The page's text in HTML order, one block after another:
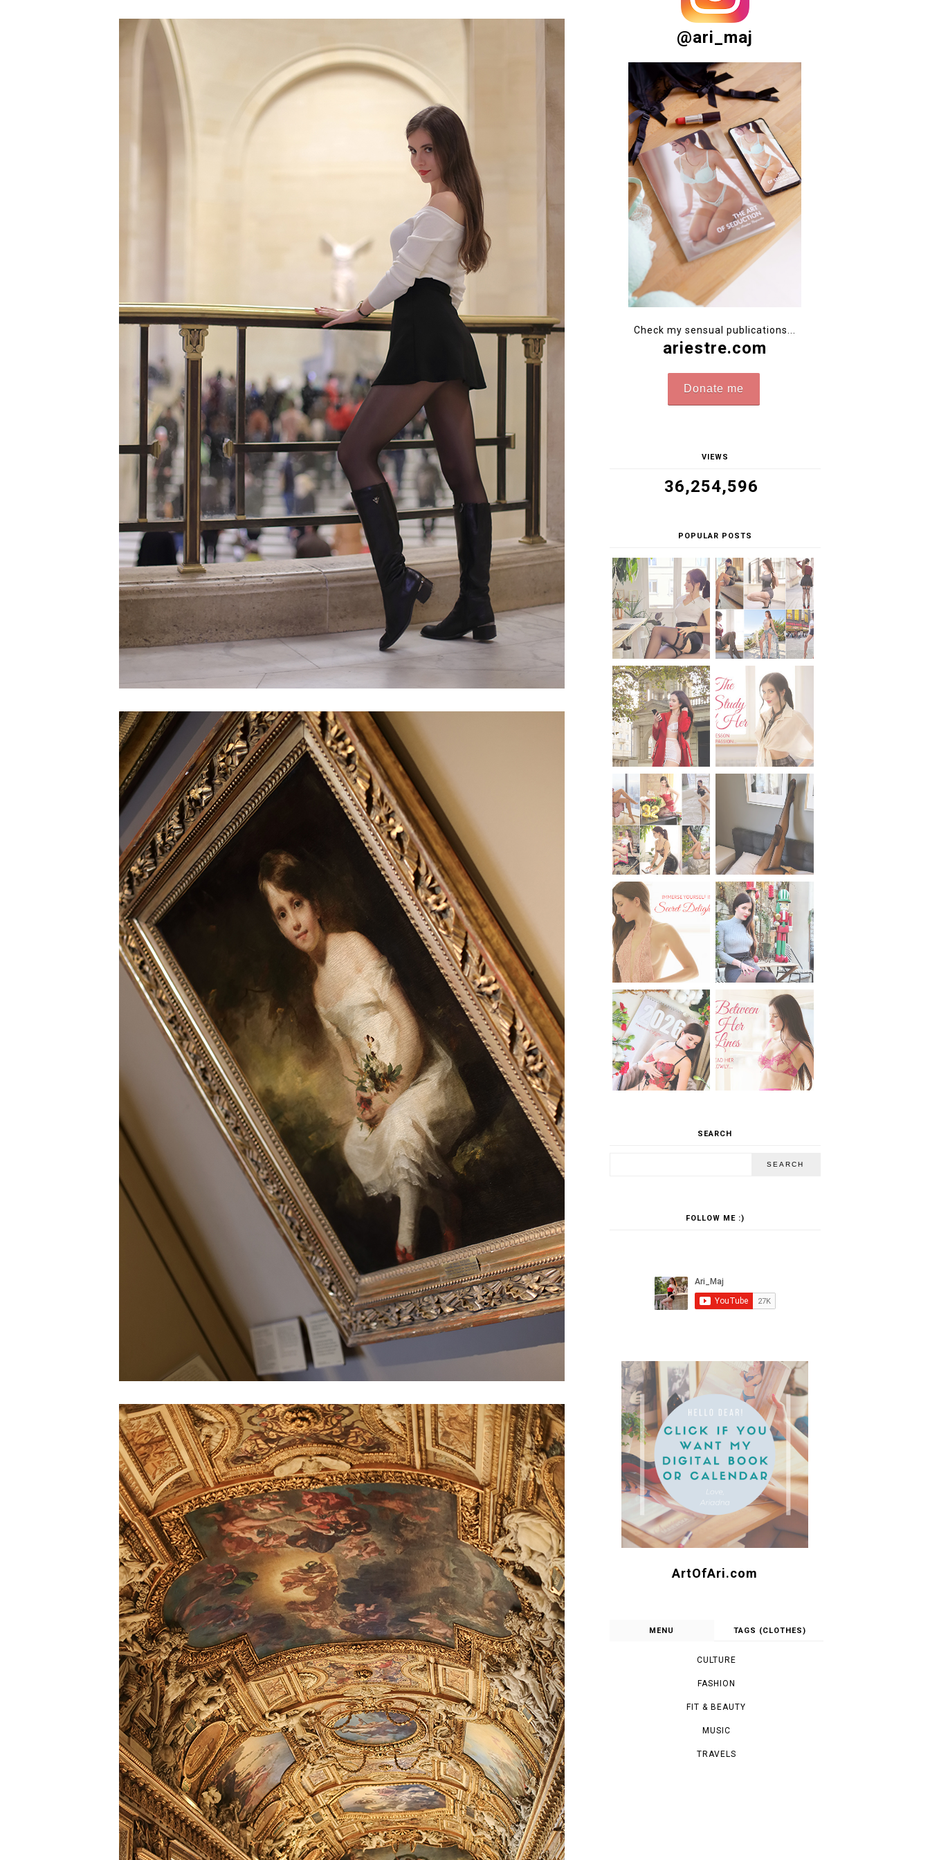
@ari_maj
Check my sensual publications...
ariestre.com
Donate me
VIEWS
36,254,596
POPULAR POSTS
SEARCH
FOLLOW ME :)
ArtOfAri.com
MENU TAGS (CLOTHES)
CULTURE
FASHION
FIT & BEAUTY
MUSIC
TRAVELS